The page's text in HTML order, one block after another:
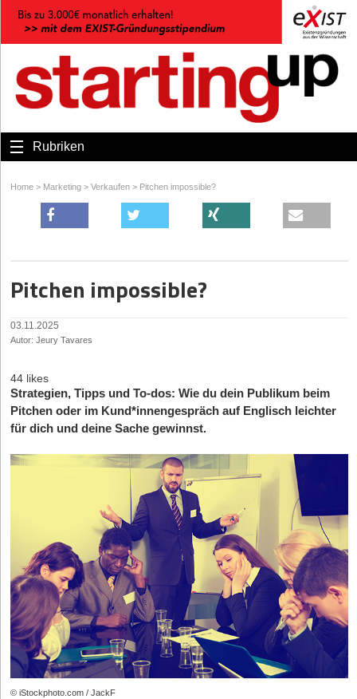
Rubriken
Home > Marketing > Verkaufen > Pitchen impossible?
Pitchen impossible?
03.11.2025
Autor: Jeury Tavares
44 likes
Strategien, Tipps und To-dos: Wie du dein Publikum beim
Pitchen oder im Kund*innengespräch auf Englisch leichter
für dich und deine Sache gewinnst.
© iStockphoto.com / JackF